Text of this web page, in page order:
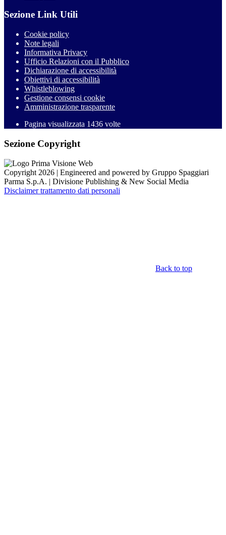
Sezione Link Utili
Cookie policy
Note legali
Informativa Privacy
Ufficio Relazioni con il Pubblico
Dichiarazione di accessibilità
Obiettivi di accessibilità
Whistleblowing
Gestione consensi cookie
Amministrazione trasparente
Pagina visualizzata 1436 volte
Sezione Copyright
Copyright 2026 | Engineered and powered by Gruppo Spaggiari
Parma S.p.A. | Divisione Publishing & New Social Media
Disclaimer trattamento dati personali
Back to top